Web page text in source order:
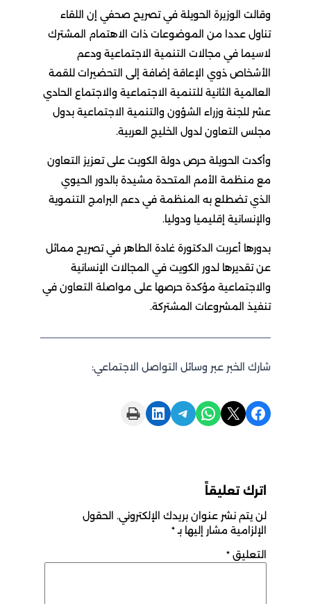
وقالت الوزيرة الحويلة في تصريح صحفي إن اللقاء
تناول عددا من الموضوعات ذات الاهتمام المشترك
لاسيما في مجالات التنمية الاجتماعية ودعم
الأشخاص ذوي الإعاقة إضافة إلى التحضيرات للقمة
العالمية الثانية للتنمية الاجتماعية والاجتماع الحادي
عشر للجنة وزراء الشؤون والتنمية الاجتماعية بدول
مجلس التعاون لدول الخليج العربية.
وأكدت الحويلة حرص دولة الكويت على تعزيز التعاون
مع منظمة الأمم المتحدة مشيدة بالدور الحيوي
الذي تضطلع به المنظمة في دعم البرامج التنموية
والإنسانية إقليميا ودوليا.
بدورها أعربت الدكتورة غادة الطاهر في تصريح مماثل
عن تقديرها لدور الكويت في المجالات الإنسانية
والاجتماعية مؤكدة حرصها على مواصلة التعاون في
تنفيذ المشروعات المشتركة.
شارك الخبر عبر وسائل التواصل الاجتماعي:
Share on Facebook
Share on X
Share on WhatsApp
Share on Telegram
Share on LinkedIn
Print this Page
اترك تعليقاً
لن يتم نشر عنوان بريدك الإلكتروني. الحقول
الإلزامية مشار إليها بـ*
التعليق *